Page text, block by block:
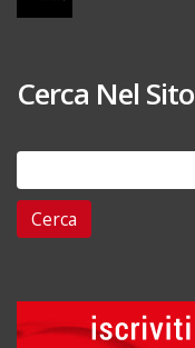
Cerca Nel Sito
Ricerca
per: